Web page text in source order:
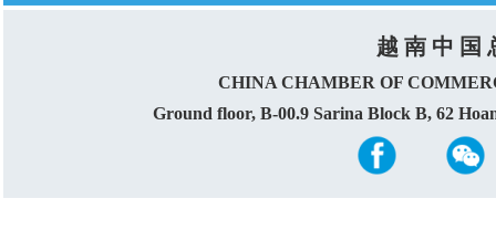
越 南 中 国
CHINA CHAMBER OF
Ground floor, B-00.9 Sarina Block B, 62